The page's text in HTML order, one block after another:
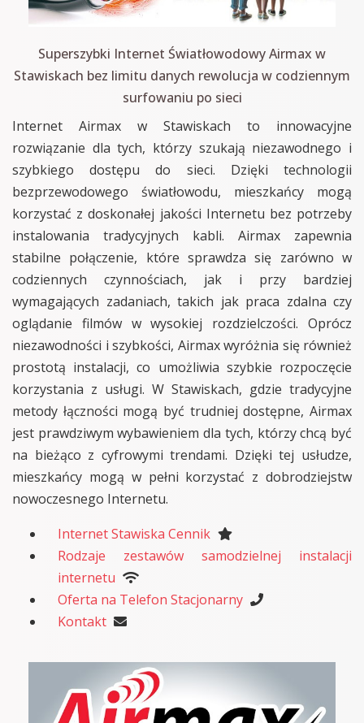
Superszybki Internet Światłowodowy Airmax w
Stawiskach bez limitu danych rewolucja w codziennym
surfowaniu po sieci
Internet Airmax w Stawiskach to innowacyjne
rozwiązanie dla tych, którzy szukają niezawodnego i
szybkiego dostępu do sieci. Dzięki technologii
bezprzewodowego światłowodu, mieszkańcy mogą
korzystać z doskonałej jakości Internetu bez potrzeby
instalowania tradycyjnych kabli. Airmax zapewnia
stabilne połączenie, które sprawdza się zarówno w
codziennych czynnościach, jak i przy bardziej
wymagających zadaniach, takich jak praca zdalna czy
oglądanie filmów w wysokiej rozdzielczości. Oprócz
niezawodności i szybkości, Airmax wyróżnia się również
prostotą instalacji, co umożliwia szybkie rozpoczęcie
korzystania z usługi. W Stawiskach, gdzie tradycyjne
metody łączności mogą być trudniej dostępne, Airmax
jest prawdziwym wybawieniem dla tych, którzy chcą być
na bieżąco z cyfrowymi trendami. Dzięki tej usłudze,
mieszkańcy mogą w pełni korzystać z dobrodziejstw
nowoczesnego Internetu.
Internet Stawiska Cennik
Rodzaje zestawów samodzielnej instalacji
internetu
Oferta na Telefon Stacjonarny
Kontakt